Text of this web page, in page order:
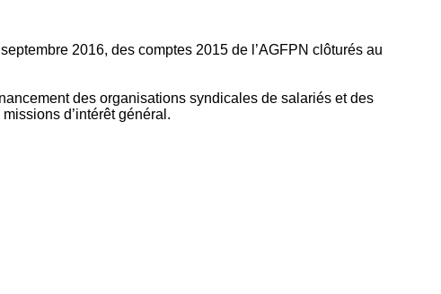
2016, des comptes 2015 de l’AGFPN clôturés au
des organisations syndicales de salariés et des
d’intérêt général.